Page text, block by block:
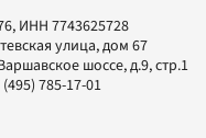
ИНН 7743625728
улица, дом 67
шоссе, д.9, стр.1
(495) 785-17-01